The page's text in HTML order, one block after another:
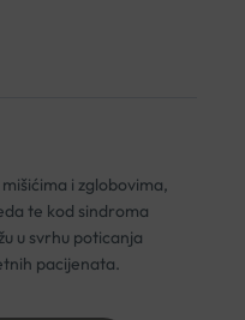
i zglobovima,
te kod sindroma
u svrhu poticanja
pacijenata.